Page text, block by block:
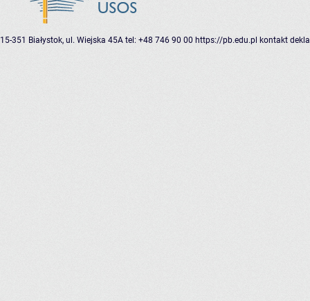
15-351 Białystok, ul. Wiejska 45A tel: +48 746 90 00 https://pb.edu.pl kontakt